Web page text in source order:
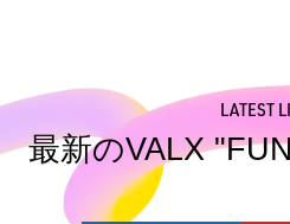
FOLLOW US
LATEST
最新のVALX